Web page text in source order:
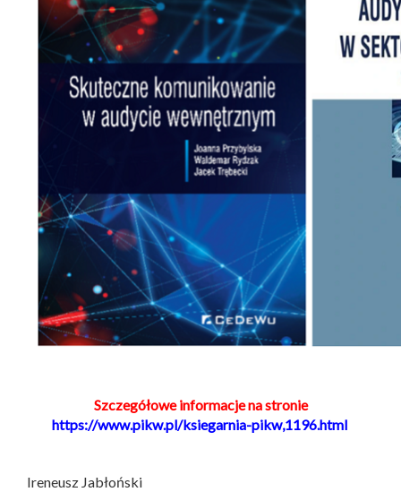
Szczegółowe informacje na stronie
https://www.pikw.pl/ksiegarnia-pikw,1196.html
Ireneusz Jabłoński